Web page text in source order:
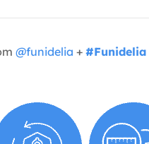
@funidelia + #Funidelia